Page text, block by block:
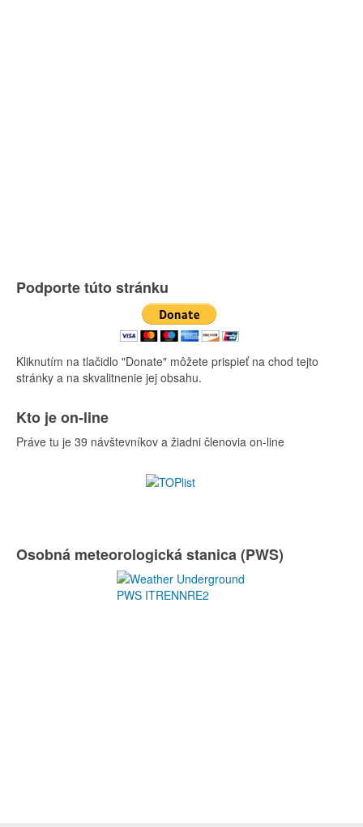
Podporte túto stránku
Kliknutím na tlačidlo "Donate" môžete prispieť na chod tejto
stránky a na skvalitnenie jej obsahu.
Kto je on-line
Práve tu je 39 návštevníkov a žiadni členovia on-line
Osobná meteorologická stanica (PWS)